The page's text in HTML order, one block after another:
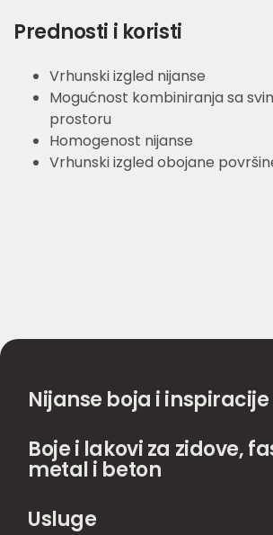
Prednosti i koristi
Vrhunski izgled nijanse
Mogućnost kombiniranja sa
prostoru
Homogenost nijanse
Vrhunski izgled obojane
Nijanse boja i inspiracije
Boje i lakovi za zidove,
metal i beton
Usluge